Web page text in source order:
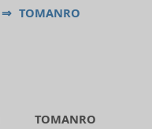
⇒ TOMANRO
TOMANRO